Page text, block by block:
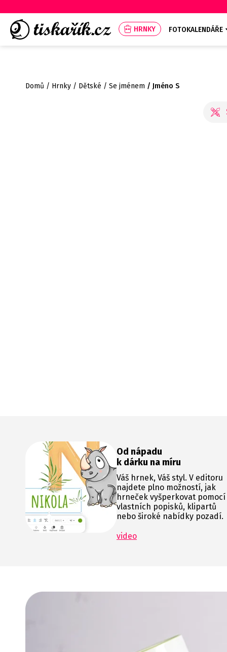
HRNKY FOTOKALENDÁŘE
Domů Hrnky Dětské Se jménem Jméno S
Od nápadu
k dárku na míru
Váš hrnek, Váš styl. V editoru
najdete plno možností, jak
hrneček vyšperkovat pomocí
vlastních popisků, klipartů
nebo široké nabídky pozadí.
video